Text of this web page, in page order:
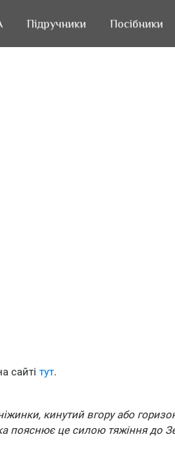
Підручники
Підручники Посібники
Посібники
сайті тут.
кинутий вгору або
пояснює це силою тяжіння до